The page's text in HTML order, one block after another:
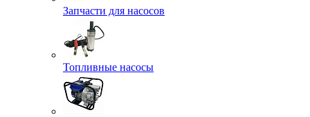
Запчасти для насосов
Топливные насосы